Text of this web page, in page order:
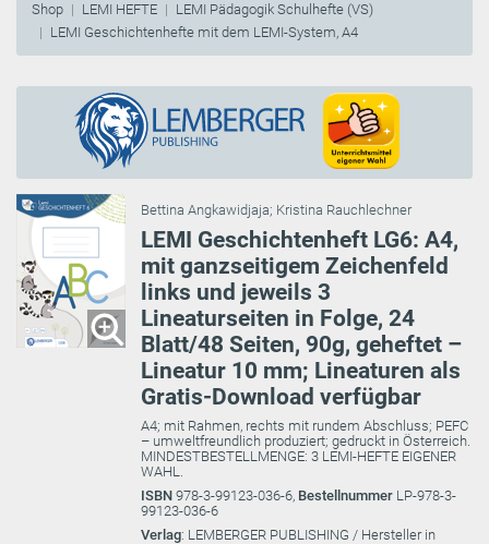
Shop LEMI HEFTE
LEMI Pädagogik Schulhefte (VS)
LEMI Geschichtenhefte mit dem LEMI-System, A4
Bettina Angkawidjaja; Kristina Rauchlechner
LEMI Geschichtenheft LG6: A4,
mit ganzseitigem Zeichenfeld
links und jeweils 3
Lineaturseiten in Folge, 24
Blatt/48 Seiten, 90g, geheftet –
Lineatur 10 mm; Lineaturen als
Gratis-Download verfügbar
A4; mit Rahmen, rechts mit rundem Abschluss; PEFC
– umweltfreundlich produziert; gedruckt in Österreich.
MINDESTBESTELLMENGE: 3 LEMI-HEFTE EIGENER
WAHL.
ISBN 978-3-99123-036-6, Bestellnummer LP-978-3-
99123-036-6
Verlag: LEMBERGER PUBLISHING / Hersteller in